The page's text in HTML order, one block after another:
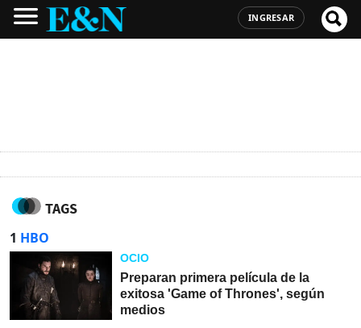
INGRESAR
TAGS
1 HBO
OCIO
Preparan primera película de la
exitosa 'Game of Thrones', según
medios